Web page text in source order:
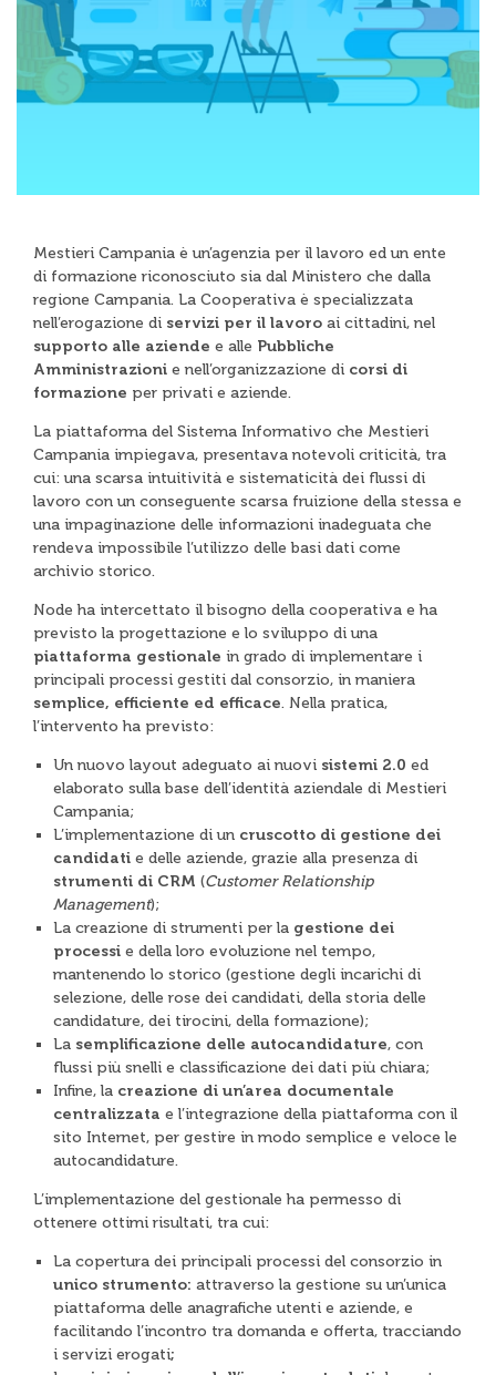
Mestieri Campania è un’agenzia per il lavoro ed un ente
di formazione riconosciuto sia dal Ministero che dalla
regione Campania. La Cooperativa è specializzata
nell’erogazione di servizi per il lavoro ai cittadini, nel
supporto alle aziende e alle Pubbliche
Amministrazioni e nell’organizzazione di corsi di
formazione per privati e aziende.
La piattaforma del Sistema Informativo che Mestieri
Campania impiegava, presentava notevoli criticità, tra
cui: una scarsa intuitività e sistematicità dei flussi di
lavoro con un conseguente scarsa fruizione della stessa e
una impaginazione delle informazioni inadeguata che
rendeva impossibile l’utilizzo delle basi dati come
archivio storico.
Node ha intercettato il bisogno della cooperativa e ha
previsto la progettazione e lo sviluppo di una
piattaforma gestionale in grado di implementare i
principali processi gestiti dal consorzio, in maniera
semplice, efficiente ed efficace. Nella pratica,
l’intervento ha previsto:
Un nuovo layout adeguato ai nuovi sistemi 2.0 ed
elaborato sulla base dell’identità aziendale di Mestieri
Campania;
L’implementazione di un cruscotto di gestione dei
candidati e delle aziende, grazie alla presenza di
strumenti di CRM (Customer Relationship
Management);
La creazione di strumenti per la gestione dei
processi e della loro evoluzione nel tempo,
mantenendo lo storico (gestione degli incarichi di
selezione, delle rose dei candidati, della storia delle
candidature, dei tirocini, della formazione);
La semplificazione delle autocandidature, con
flussi più snelli e classificazione dei dati più chiara;
Infine, la creazione di un’area documentale
centralizzata e l’integrazione della piattaforma con il
sito Internet, per gestire in modo semplice e veloce le
autocandidature.
L’implementazione del gestionale ha permesso di
ottenere ottimi risultati, tra cui:
La copertura dei principali processi del consorzio in
unico strumento: attraverso la gestione su un’unica
piattaforma delle anagrafiche utenti e aziende, e
facilitando l’incontro tra domanda e offerta, tracciando
i servizi erogati;